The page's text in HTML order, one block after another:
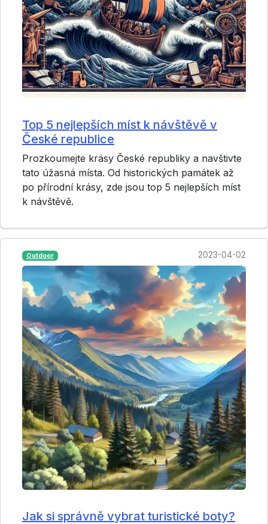
Top 5 nejlepších míst k návštěvě v
České republice
Prozkoumejte krásy České republiky a navštivte
tato úžasná místa. Od historických památek až
po přírodní krásy, zde jsou top 5 nejlepších míst
k návštěvě.
Outdoor 2023-04-02
Jak si správně vybrat turistické boty?